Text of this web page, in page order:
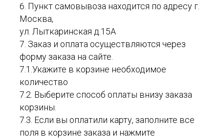
6. Пункт самовывоза находится по адресу г.
Москва,
ул. Лыткаринская д.15А
7. Заказ и оплата осуществляются через
форму заказа на сайте.
7.1.Укажите в корзине необходимое
количество
7.2. Выберите способ оплаты внизу заказа
корзины.
7.3. Если вы оплатили карту, заполните все
поля в корзине заказа и нажмите